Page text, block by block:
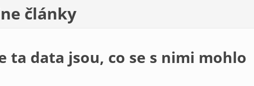
články
ta data jsou, co se s nimi mohlo